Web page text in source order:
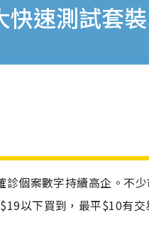
快速測試套
個案數字持續高企。不
以下買到，最平$10有